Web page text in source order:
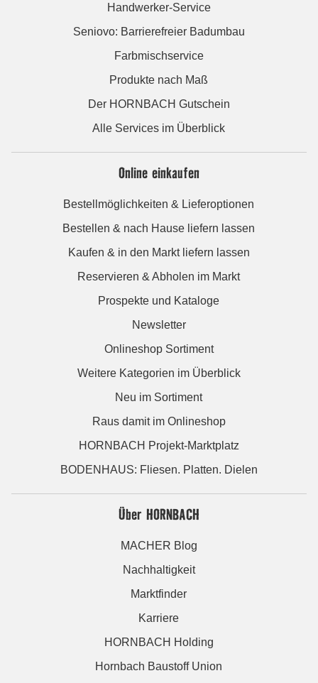
Handwerker-Service
Seniovo: Barrierefreier Badumbau
Farbmischservice
Produkte nach Maß
Der HORNBACH Gutschein
Alle Services im Überblick
Online einkaufen
Bestellmöglichkeiten & Lieferoptionen
Bestellen & nach Hause liefern lassen
Kaufen & in den Markt liefern lassen
Reservieren & Abholen im Markt
Prospekte und Kataloge
Newsletter
Onlineshop Sortiment
Weitere Kategorien im Überblick
Neu im Sortiment
Raus damit im Onlineshop
HORNBACH Projekt-Marktplatz
BODENHAUS: Fliesen. Platten. Dielen
Über HORNBACH
MACHER Blog
Nachhaltigkeit
Marktfinder
Karriere
HORNBACH Holding
Hornbach Baustoff Union